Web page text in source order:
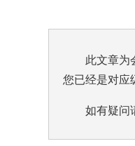
此文章为
您已经是对应
如有疑问